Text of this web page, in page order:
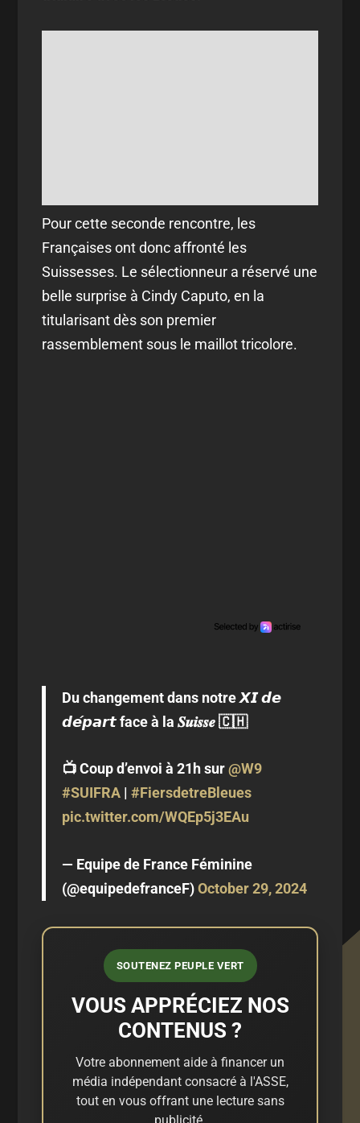
Pour cette seconde rencontre, les
Françaises ont donc affronté les
Suissesses. Le sélectionneur a réservé une
belle surprise à Cindy Caputo, en la
titularisant dès son premier
rassemblement sous le maillot tricolore.
Du changement dans notre 𝙓𝙄 𝙙𝙚
𝙙𝙚́𝙥𝙖𝙧𝙩 face à la 𝑺𝒖𝒊𝒔𝒔𝒆 🇨🇭
📺 Coup d’envoi à 21h sur@W9
#SUIFRA |#FiersdetreBleues
pic.twitter.com/WQEp5j3EAu
— Equipe de France Féminine
(@equipedefranceF)October 29, 2024
SOUTENEZ PEUPLE VERT
VOUS APPRÉCIEZ NOS
CONTENUS ?
Votre abonnement aide à financer un
média indépendant consacré à l'ASSE,
tout en vous offrant une lecture sans